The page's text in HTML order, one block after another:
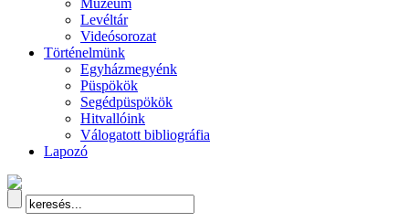
Múzeum
Levéltár
Videósorozat
Történelmünk
Egyházmegyénk
Püspökök
Segédpüspökök
Hitvallóink
Válogatott bibliográfia
Lapozó